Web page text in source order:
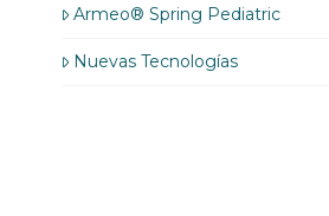
Armeo® Spring Pediatric
Nuevas Tecnologías